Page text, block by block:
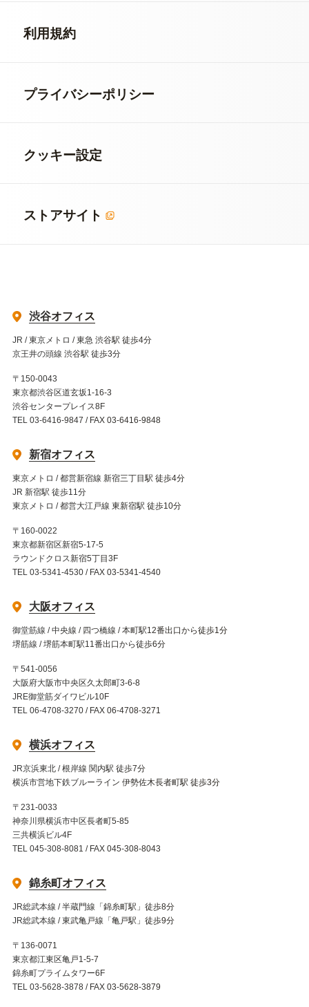
利用規約
プライバシーポリシー
クッキー設定
ストアサイト
渋谷オフィス
JR / 東京メトロ / 東急 渋谷駅 徒歩4分
京王井の頭線 渋谷駅 徒歩3分
〒150-0043
東京都渋谷区道玄坂1-16-3
渋谷センタープレイス8F
TEL 03-6416-9847 / FAX 03-6416-9848
新宿オフィス
東京メトロ / 都営新宿線 新宿三丁目駅 徒歩4分
JR 新宿駅 徒歩11分
東京メトロ / 都営大江戸線 東新宿駅 徒歩10分
〒160-0022
東京都新宿区新宿5-17-5
ラウンドクロス新宿5丁目3F
TEL 03-5341-4530 / FAX 03-5341-4540
大阪オフィス
御堂筋線 / 中央線 / 四つ橋線 / 本町駅12番出口から徒歩1分
堺筋線 / 堺筋本町駅11番出口から徒歩6分
〒541-0056
大阪府大阪市中央区久太郎町3-6-8
JRE御堂筋ダイワビル10F
TEL 06-4708-3270 / FAX 06-4708-3271
横浜オフィス
JR京浜東北 / 根岸線 関内駅 徒歩7分
横浜市営地下鉄ブルーライン 伊勢佐木長者町駅 徒歩3分
〒231-0033
神奈川県横浜市中区長者町5-85
三共横浜ビル4F
TEL 045-308-8081 / FAX 045-308-8043
錦糸町オフィス
JR総武本線 / 半蔵門線「錦糸町駅」徒歩8分
JR総武本線 / 東武亀戸線「亀戸駅」徒歩9分
〒136-0071
東京都江東区亀戸1-5-7
錦糸町プライムタワー6F
TEL 03-5628-3878 / FAX 03-5628-3879